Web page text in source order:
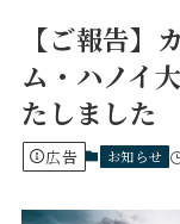
撮影プラン
制作事例
お役立ちコラム
業務提携パートナ
スタッフ紹介
お問い合わせ
【ご報告】
ム・ハノイ
たしました
広告 お知らせ